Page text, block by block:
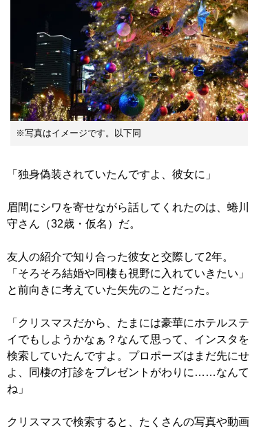
※写真はイメージです。以下同
「独身偽装されていたんですよ、彼女に」
眉間にシワを寄せながら話してくれたのは、蜷川
守さん（32歳・仮名）だ。
友人の紹介で知り合った彼女と交際して2年。
「そろそろ結婚や同棲も視野に入れていきたい」
と前向きに考えていた矢先のことだった。
「クリスマスだから、たまには豪華にホテルステ
イでもしようかなぁ？なんて思って、インスタを
検索していたんですよ。プロポーズはまだ先にせ
よ、同棲の打診をプレゼントがわりに……なんて
ね」
クリスマスで検索すると、たくさんの写真や動画